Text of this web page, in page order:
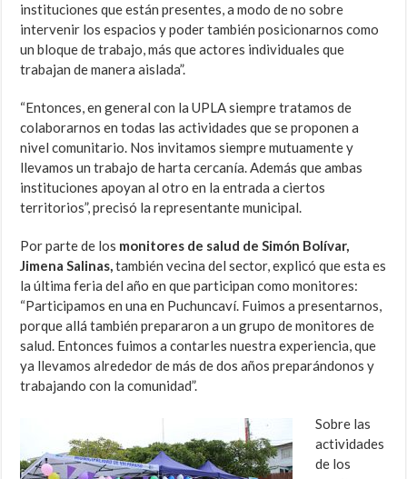
instituciones que están presentes, a modo de no sobre
intervenir los espacios y poder también posicionarnos como
un bloque de trabajo, más que actores individuales que
trabajan de manera aislada”.
“Entonces, en general con la UPLA siempre tratamos de
colaborarnos en todas las actividades que se proponen a
nivel comunitario. Nos invitamos siempre mutuamente y
llevamos un trabajo de harta cercanía. Además que ambas
instituciones apoyan al otro en la entrada a ciertos
territorios”, precisó la representante municipal.
Por parte de los monitores de salud de Simón Bolívar,
Jimena Salinas,también vecina del sector, explicó que esta es
la última feria del año en que participan como monitores:
“Participamos en una en Puchuncaví. Fuimos a presentarnos,
porque allá también prepararon a un grupo de monitores de
salud. Entonces fuimos a contarles nuestra experiencia, que
ya llevamos alrededor de más de dos años preparándonos y
trabajando con la comunidad”.
Sobre las
actividades
de los